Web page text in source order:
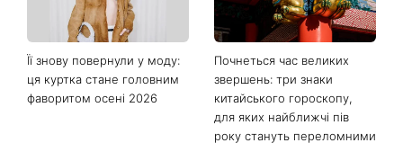
Її знову повернули у моду:
ця куртка стане головним
фаворитом осені 2026
Почнеться час великих
звершень: три знаки
китайського гороскопу,
для яких найближчі пів
року стануть переломними